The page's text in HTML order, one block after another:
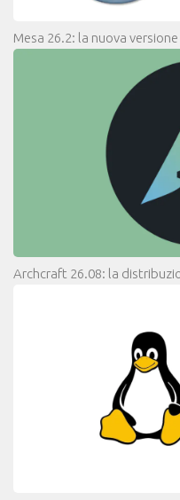
Mesa 26.2: la nuova
Archcraft 26.08: la